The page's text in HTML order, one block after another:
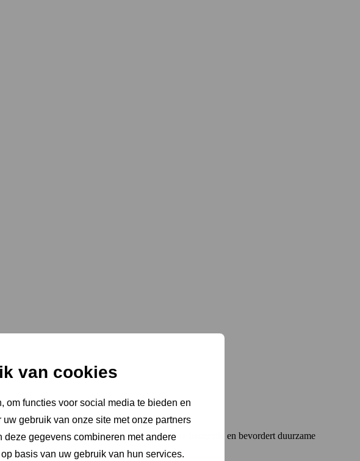
van cookies
om functies voor social media te bieden en
gebruik van onze site met onze partners
gegevens combineren met andere
basis van uw gebruik van hun services.
in kaart te brengen. Ondersteunt bij re-integratie en bevordert duurzame